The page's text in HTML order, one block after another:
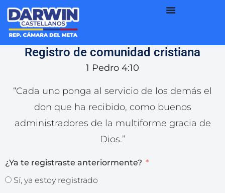
Registro de comunidad cristiana
1 Pedro 4:10
“Cada uno ponga al servicio de los demás el
don que ha recibido, como buenos
administradores de la multiforme gracia de
Dios.”
¿Ya te registraste anteriormente?
Sí, ya estoy registrado